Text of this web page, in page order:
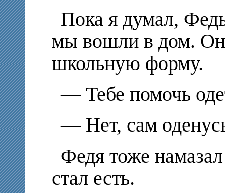
Пока я думал,
мы вошли в дом. Он
школьную форму.
— Тебе помочь
— Нет, сам
Федя тоже
стал есть.